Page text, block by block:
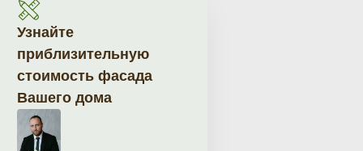
Узнайте
приблизительную
стоимость фасада
Вашего дома